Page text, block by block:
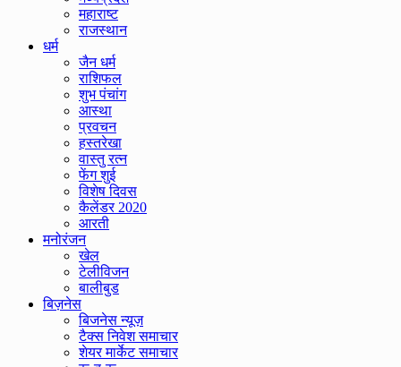
महाराष्ट
राजस्थान
धर्म
जैन धर्म
राशिफल
शुभ पंचांग
आस्था
प्रवचन
हस्तरेखा
वास्तु रत्न
फेंग शुई
विशेष दिवस
कैलेंडर 2020
आरती
मनोरंजन
खेल
टेलीविजन
बालीबुड
बिज़नेस
बिजनेस न्यूज़
टैक्स निवेश समाचार
शेयर मार्केट समाचार